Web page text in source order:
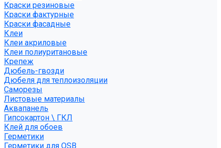
Краски резиновые
Краски фактурные
Краски фасадные
Клеи
Клеи акриловые
Клеи полиуритановые
Крепеж
Дюбель-гвозди
Дюбеля для теплоизоляции
Саморезы
Листовые материалы
Аквапанель
Гипсокартон \ ГКЛ
Клей для обоев
Герметики
Герметики для OSB